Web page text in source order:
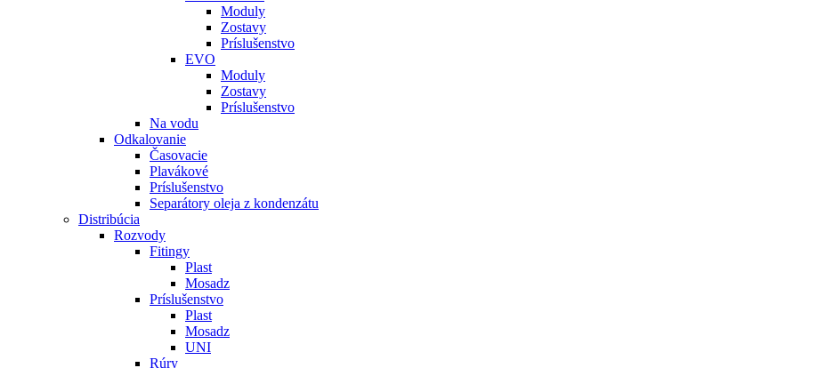
Moduly
Zostavy
Príslušenstvo
EVO
Moduly
Zostavy
Príslušenstvo
Na vodu
Odkalovanie
Časovacie
Plavákové
Príslušenstvo
Separátory oleja z kondenzátu
Distribúcia
Rozvody
Fitingy
Plast
Mosadz
Príslušenstvo
Plast
Mosadz
UNI
Rúry